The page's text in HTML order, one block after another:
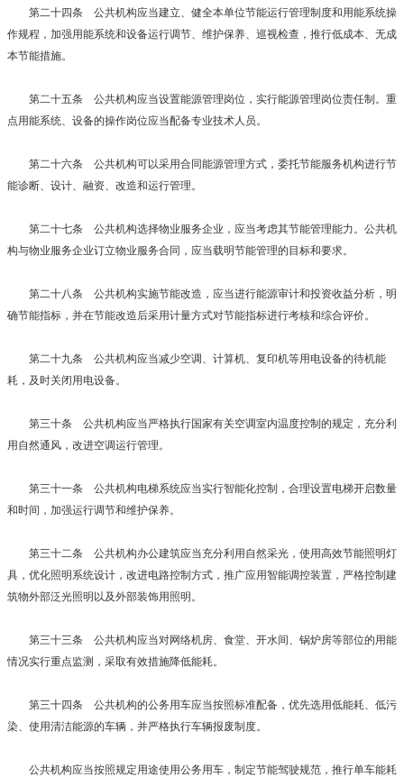
第二十四条 公共机构应当建立、健全本单位节能运行管理制度和用能系统操
作规程，加强用能系统和设备运行调节、维护保养、巡视检查，推行低成本、无成
本节能措施。
第二十五条 公共机构应当设置能源管理岗位，实行能源管理岗位责任制。重
点用能系统、设备的操作岗位应当配备专业技术人员。
第二十六条 公共机构可以采用合同能源管理方式，委托节能服务机构进行节
能诊断、设计、融资、改造和运行管理。
第二十七条 公共机构选择物业服务企业，应当考虑其节能管理能力。公共机
构与物业服务企业订立物业服务合同，应当载明节能管理的目标和要求。
第二十八条 公共机构实施节能改造，应当进行能源审计和投资收益分析，明
确节能指标，并在节能改造后采用计量方式对节能指标进行考核和综合评价。
第二十九条 公共机构应当减少空调、计算机、复印机等用电设备的待机能
耗，及时关闭用电设备。
第三十条 公共机构应当严格执行国家有关空调室内温度控制的规定，充分利
用自然通风，改进空调运行管理。
第三十一条 公共机构电梯系统应当实行智能化控制，合理设置电梯开启数量
和时间，加强运行调节和维护保养。
第三十二条 公共机构办公建筑应当充分利用自然采光，使用高效节能照明灯
具，优化照明系统设计，改进电路控制方式，推广应用智能调控装置，严格控制建
筑物外部泛光照明以及外部装饰用照明。
第三十三条 公共机构应当对网络机房、食堂、开水间、锅炉房等部位的用能
情况实行重点监测，采取有效措施降低能耗。
第三十四条 公共机构的公务用车应当按照标准配备，优先选用低能耗、低污
染、使用清洁能源的车辆，并严格执行车辆报废制度。
公共机构应当按照规定用途使用公务用车，制定节能驾驶规范，推行单车能耗